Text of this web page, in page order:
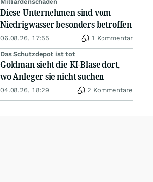
Milliardenschäden
Diese Unternehmen sind vom
Niedrigwasser besonders betroffen
06.08.26, 17:55 1 Kommentar
Das Schutzdepot ist tot
Goldman sieht die KI-Blase dort,
wo Anleger sie nicht suchen
04.08.26, 18:29 2 Kommentare